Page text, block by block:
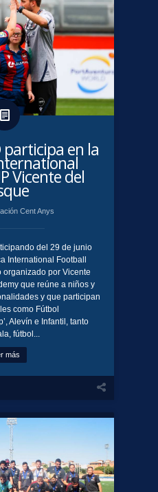
participa en la
Vicente del
Cent Anys
del 29 de junio
International Football
organizado por Vicente
que reúne a niños y
y que participan
como Fútbol
Alevín e Infantil, tanto
fútbol...
más